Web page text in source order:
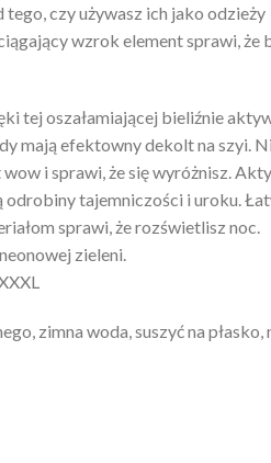
tego, czy używasz ich jako odzieży
wzrok element sprawi, że
tej oszałamiającej bieliźnie
mają efektowny dekolt na szyi.
i sprawi, że się wyróżnisz.
tajemniczości i uroku.
sprawi, że rozświetlisz noc.
zieleni.
zimna woda, suszyć na płasko,